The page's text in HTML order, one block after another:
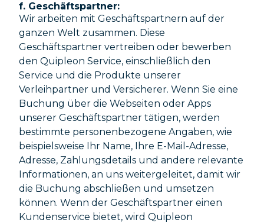
f. Geschäftspartner:
Wir arbeiten mit Geschäftspartnern auf der
ganzen Welt zusammen. Diese
Geschäftspartner vertreiben oder bewerben
den Quipleon Service, einschließlich den
Service und die Produkte unserer
Verleihpartner und Versicherer. Wenn Sie eine
Buchung über die Webseiten oder Apps
unserer Geschäftspartner tätigen, werden
bestimmte personenbezogene Angaben, wie
beispielsweise Ihr Name, Ihre E-Mail-Adresse,
Adresse, Zahlungsdetails und andere relevante
Informationen, an uns weitergeleitet, damit wir
die Buchung abschließen und umsetzen
können. Wenn der Geschäftspartner einen
Kundenservice bietet, wird Quipleon